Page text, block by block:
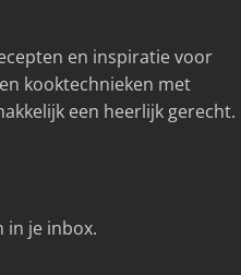
en inspiratie voor
kooktechnieken met
een heerlijk gerecht.
in je inbox.